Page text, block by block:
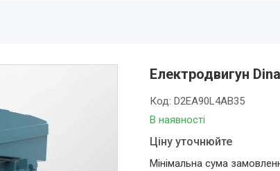
Електродвигун
В наявності
Код: D2EA90L4AB35
Ціну уточнюйте
Мінімальна сума